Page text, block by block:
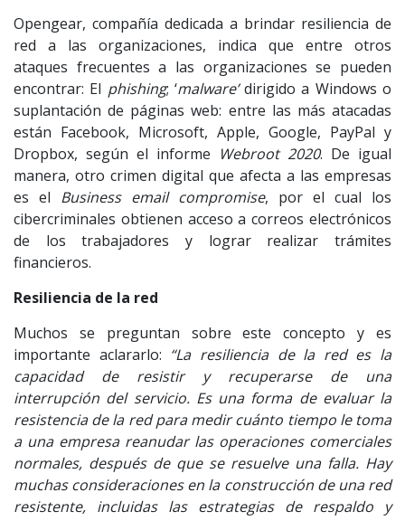
Opengear, compañía dedicada a brindar resiliencia de
red a las organizaciones, indica que entre otros
ataques frecuentes a las organizaciones se pueden
encontrar: El phishing; ‘malware’dirigido a Windows o
suplantación de páginas web: entre las más atacadas
están Facebook, Microsoft, Apple, Google, PayPal y
Dropbox, según el informe Webroot 2020. De igual
manera, otro crimen digital que afecta a las empresas
es el Business email compromise, por el cual los
cibercriminales obtienen acceso a correos electrónicos
de los trabajadores y lograr realizar trámites
financieros.
Resiliencia de la red
Muchos se preguntan sobre este concepto y es
importante aclararlo: “La resiliencia de la red es la
capacidad de resistir y recuperarse de una
interrupción del servicio. Es una forma de evaluar la
resistencia de la red para medir cuánto tiempo le toma
a una empresa reanudar las operaciones comerciales
normales, después de que se resuelve una falla. Hay
muchas consideraciones en la construcción de una red
resistente, incluidas las estrategias de respaldo y